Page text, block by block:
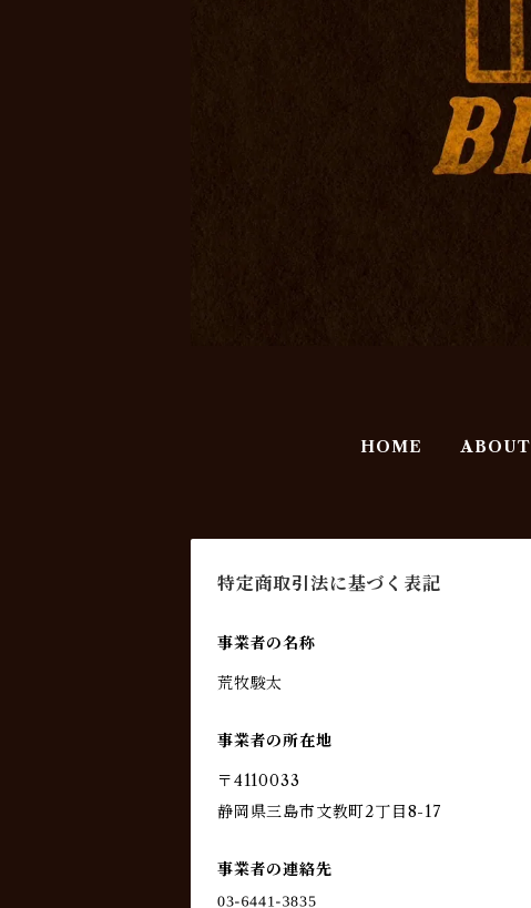
HOME ABOUT
特定商取引法に基づく表記
事業者の名称
荒牧駿太
事業者の所在地
〒4110033
静岡県三島市文教町2丁目8-17
事業者の連絡先